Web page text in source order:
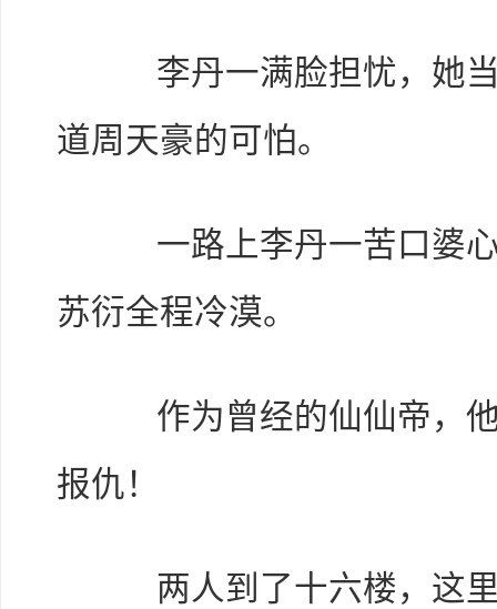
李丹一满脸担忧，她当
道周天豪的可怕。
一路上李丹一苦口婆心
苏衍全程冷漠。
作为曾经的仙仙帝，他
报仇！
两人到了十六楼，这里